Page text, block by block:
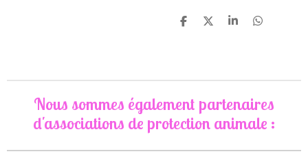
P
g
r
P
g
r
P
g
r
P
g
r
Nous sommes également partenaires
d'associations de protection animale :